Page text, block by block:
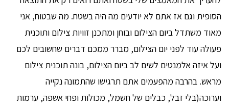
הסופית וגם אז אתם לא יודעים מה היה בשטח. מה שבטוח, אני
מאוד משתדל ביום הצילום ובוחן ומתכנן זוויות צילום ותוכנית
פעולה עוד לפני יום הצילום, מברר ממכם דברים שחשובים לכם
ועל איזה אלמנטים לשים לב ביום הצילום, בונה תוכנית צילום
מראש. בהרבה מהפעמים אתם תרגישו שהתמונה נקייה
וערוכה(בלי זבל, כבלים של חשמל, מכולות ופחי אשפה, ערמות